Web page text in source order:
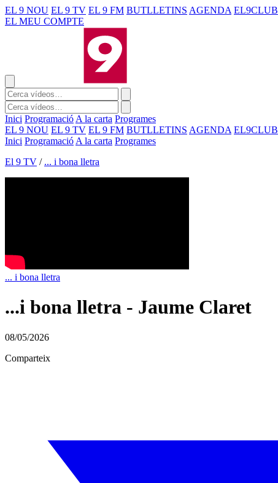
EL 9 NOU EL 9 TV EL 9 FM BUTLLETINS AGENDA EL9CLUB
EL MEU COMPTE
Inici Programació A la carta Programes
EL 9 NOU EL 9 TV EL 9 FM BUTLLETINS AGENDA EL9CLUB
Inici Programació A la carta Programes
El 9 TV / ... i bona lletra
... i bona lletra
...i bona lletra - Jaume Claret
08/05/2026
Comparteix